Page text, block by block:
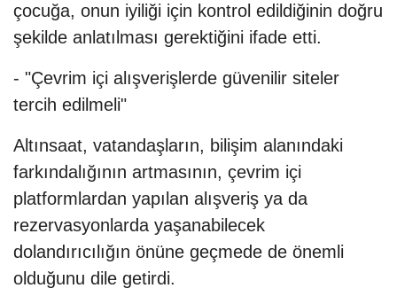
çocuğa, onun iyiliği için kontrol edildiğinin doğru
şekilde anlatılması gerektiğini ifade etti.
- "Çevrim içi alışverişlerde güvenilir siteler
tercih edilmeli"
Altınsaat, vatandaşların, bilişim alanındaki
farkındalığının artmasının, çevrim içi
platformlardan yapılan alışveriş ya da
rezervasyonlarda yaşanabilecek
dolandırıcılığın önüne geçmede de önemli
olduğunu dile getirdi.